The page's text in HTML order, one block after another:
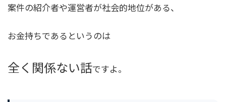
案件の紹介者や運営者が社会的地位がある、
お金持ちであるというのは
全く関係ない話ですよ。